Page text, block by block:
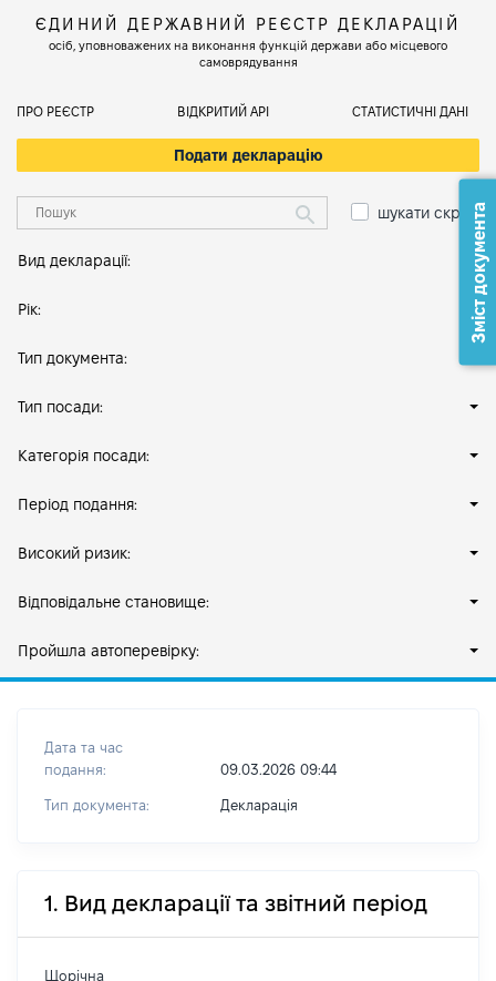
ЄДИНИЙ ДЕРЖАВНИЙ РЕЄСТР ДЕКЛАРАЦІЙ
осіб, уповноважених на виконання функцій держави або місцевого
самоврядування
ПРО РЕЄСТР ВІДКРИТИЙ АРІ СТАТИСТИЧНІ ДАНІ
Подати декларацію
шукати скрізь
Вид декларації:
Рік:
Тип документа:
Тип посади:
Категорія посади:
Період подання:
Високий ризик:
Відповідальне становище:
Пройшла автоперевірку:
Дата та час
подання:
09.03.2026 09:44
Тип документа: Декларація
1. Вид декларації та звітний період
Щорічна
Зміст документа